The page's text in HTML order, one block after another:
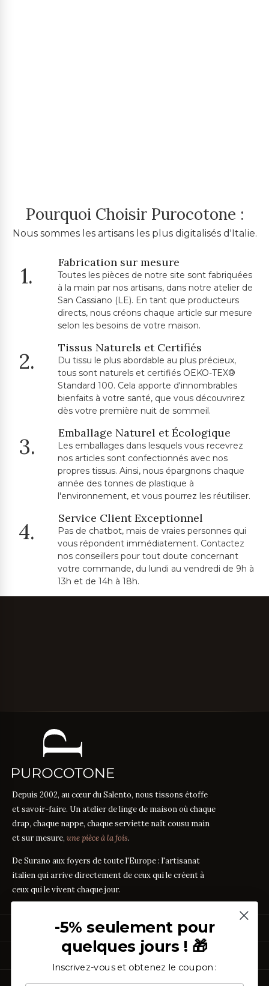
Pourquoi Choisir Purocotone :
Nous sommes les artisans les plus digitalisés d'Italie.
1.
Fabrication sur mesure
Toutes les pièces de notre site sont fabriquées
à la main par nos artisans, dans notre atelier de
San Cassiano (LE). En tant que producteurs
directs, nous créons chaque article sur mesure
selon les besoins de votre maison.
2.
Tissus Naturels et Certifiés
Du tissu le plus abordable au plus précieux,
tous sont naturels et certifiés OEKO-TEX®
Standard 100. Cela apporte d'innombrables
bienfaits à votre santé, que vous découvrirez
dès votre première nuit de sommeil.
3.
Emballage Naturel et Écologique
Les emballages dans lesquels vous recevrez
nos articles sont confectionnés avec nos
propres tissus. Ainsi, nous épargnons chaque
année des tonnes de plastique à
l'environnement, et vous pourrez les réutiliser.
4.
Service Client Exceptionnel
Pas de chatbot, mais de vraies personnes qui
vous répondent immédiatement. Contactez
nos conseillers pour tout doute concernant
votre commande, du lundi au vendredi de 9h à
13h et de 14h à 18h.
Depuis 2002, au cœur du Salento, nous tissons étoffe
et savoir-faire. Un atelier de linge de maison où chaque
drap, chaque nappe, chaque serviette naît cousu main
et sur mesure, une pièce à la fois.
De Surano aux foyers de toute l'Europe : l'artisanat
italien qui arrive directement de ceux qui le créent à
ceux qui le vivent chaque jour.
PRODUITS
Linge de Bain
Vêtements de Maison
GUIDES DES TISSUS
À PROPOS
-5% seulement pour
quelques jours ! 🎁
Inscrivez-vous et obtenez le coupon :